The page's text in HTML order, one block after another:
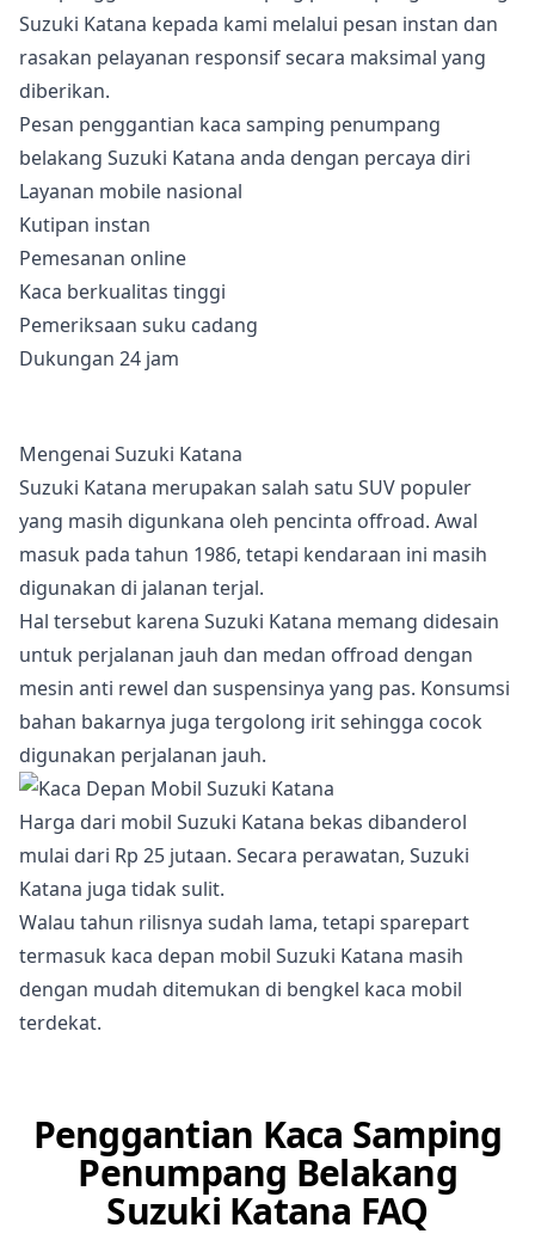
Suzuki Katana kepada kami melalui pesan instan dan
rasakan pelayanan responsif secara maksimal yang
diberikan.
Pesan penggantian kaca samping penumpang
belakang Suzuki Katana anda dengan percaya diri
Layanan mobile nasional
Kutipan instan
Pemesanan online
Kaca berkualitas tinggi
Pemeriksaan suku cadang
Dukungan 24 jam
Mengenai Suzuki Katana
Suzuki Katana merupakan salah satu SUV populer
yang masih digunkana oleh pencinta offroad. Awal
masuk pada tahun 1986, tetapi kendaraan ini masih
digunakan di jalanan terjal.
Hal tersebut karena Suzuki Katana memang didesain
untuk perjalanan jauh dan medan offroad dengan
mesin anti rewel dan suspensinya yang pas. Konsumsi
bahan bakarnya juga tergolong irit sehingga cocok
digunakan perjalanan jauh.
Harga dari mobil Suzuki Katana bekas dibanderol
mulai dari Rp 25 jutaan. Secara perawatan, Suzuki
Katana juga tidak sulit.
Walau tahun rilisnya sudah lama, tetapi sparepart
termasuk kaca depan mobil Suzuki Katana masih
dengan mudah ditemukan di bengkel kaca mobil
terdekat.
Penggantian Kaca Samping
Penumpang Belakang
Suzuki Katana FAQ